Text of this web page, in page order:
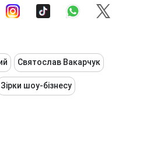
Святослав Вакарчук
Зірки шоу-бізнесу